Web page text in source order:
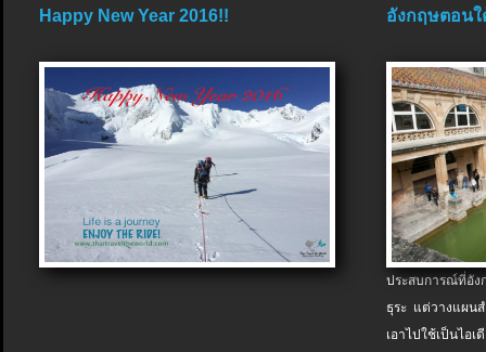
Happy New Year 2016!! อังกฤษตอนใ
ประสบการณ์ที่อัง
ธุระ แต่วางแผน
เอาไปใช้เป็นไอ